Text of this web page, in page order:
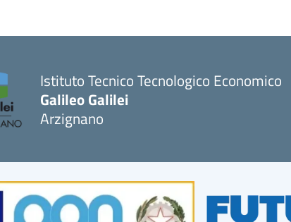
Istituto Tecnico Tecnologico Economico
Galileo Galilei
Arzignano